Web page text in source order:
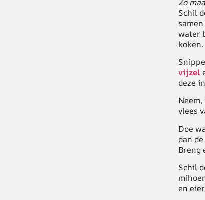
Schil
water
koken.
vijzel
deze
vlees
Doe
dan
Breng
Schil
en